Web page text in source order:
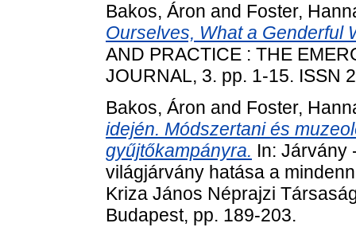
Bakos, Áron and Foster,
Ourselves, What a Genderful
AND PRACTICE : THE
JOURNAL, 3. pp. 1-15. ISSN
Bakos, Áron and Foster,
idején. Módszertani és
gyűjtőkampányra. In: Járvány
világjárvány hatása a
Kriza János Néprajzi
Budapest, pp. 189-203.